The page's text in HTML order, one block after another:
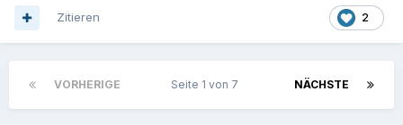
2
Zitieren
VORHERIGE NÄCHSTE
Seite 1 von 7